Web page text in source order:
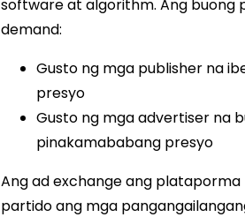
software at algorithm. Ang buong
demand:
Gusto ng mga publisher na
presyo
Gusto ng mga advertiser na
pinakamababang presyo
Ang ad exchange ang
partido ang mga